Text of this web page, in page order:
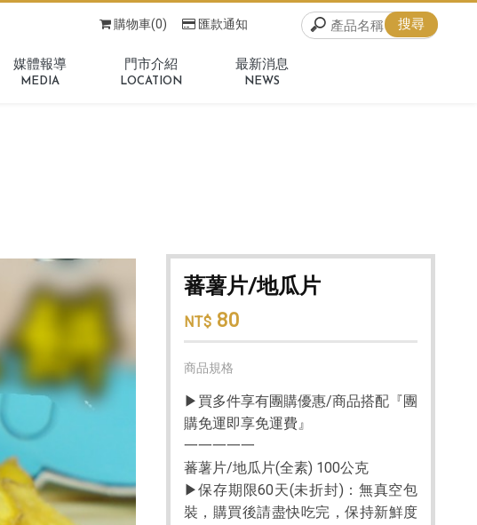
媒體報導
MEDIA
門市介紹
LOCATION
最新消息
NEWS
購物車(0) 匯款通知
蕃薯片/地瓜片
NT$ 80
商品規格
▶買多件享有團購優惠/商品搭配『團
購免運即享免運費』
一一一一一
蕃薯片/地瓜片(全素) 100公克
▶保存期限60天(未折封)：無真空包
裝，購買後請盡快吃完，保持新鮮度